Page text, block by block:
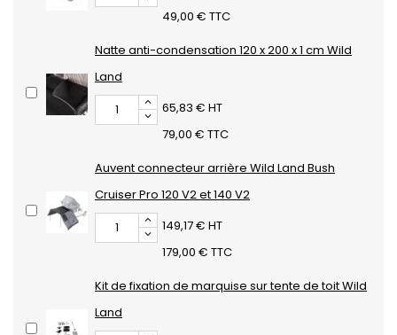
49,00 € TTC
Natte anti-condensation 120 x 200 x 1 cm Wild
Land
65,83 € HT
79,00 € TTC
Auvent connecteur arrière Wild Land Bush
Cruiser Pro 120 V2 et 140 V2
149,17 € HT
179,00 € TTC
Kit de fixation de marquise sur tente de toit Wild
Land